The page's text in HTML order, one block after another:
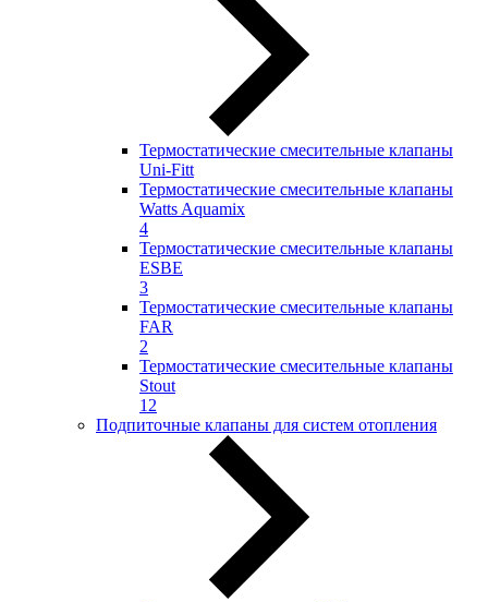
Термостатические смесительные клапаны
Uni-Fitt
Термостатические смесительные клапаны
Watts Aquamix
4
Термостатические смесительные клапаны
ESBE
3
Термостатические смесительные клапаны
FAR
2
Термостатические смесительные клапаны
Stout
12
Подпиточные клапаны для систем отопления